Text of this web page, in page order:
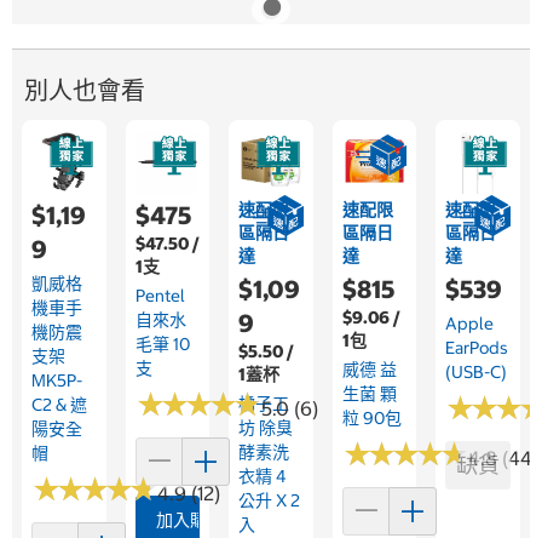
別人也會看
$1,19
9
凱威格
機車手
機防震
支架
MK5P-
C2 & 遮
陽安全
帽
★★★★★
★★★★★4.9 (12)
$475
$47.50 /
1支
Pentel
自來水
毛筆 10
支
★★★★★
★★★★★5.0 (6)
加入購物車
速配限
區隔日
達
$1,09
9
$5.50 /
1蓋杯
橘子工
坊 除臭
酵素洗
衣精 4
公升 X 2
入
速配限
區隔日
達
$815
$9.06 /
1包
威德 益
生菌 顆
粒 90包
★★★★★
★★★★★4.8
速配限
區隔日
達
$539
Apple
EarPods
(USB-C)
★★★
★★★
缺貨